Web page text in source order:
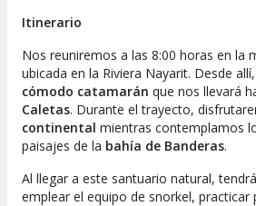
Itinerario
Nos reuniremos a las 8:00 horas en la
ubicada en la Riviera Nayarit. Desde
cómodo catamarán que nos llevará
Caletas. Durante el trayecto,
continental mientras contemplamos
paisajes de la bahía de Banderas.
Al llegar a este santuario natural,
emplear el equipo de snorkel,